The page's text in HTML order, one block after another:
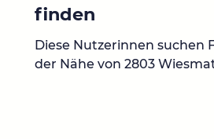
finden
Diese Nutzerinnen suchen
der Nähe von 2803